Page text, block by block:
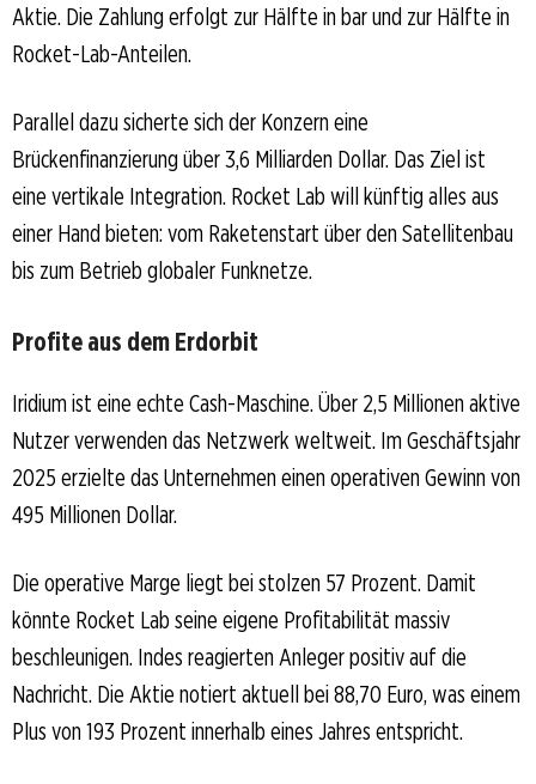
Aktie. Die Zahlung erfolgt zur Hälfte in bar und zur Hälfte in
Rocket-Lab-Anteilen.
Parallel dazu sicherte sich der Konzern eine
Brückenfinanzierung über 3,6 Milliarden Dollar. Das Ziel ist
eine vertikale Integration. Rocket Lab will künftig alles aus
einer Hand bieten: vom Raketenstart über den Satellitenbau
bis zum Betrieb globaler Funknetze.
Profite aus dem Erdorbit
Iridium ist eine echte Cash-Maschine. Über 2,5 Millionen aktive
Nutzer verwenden das Netzwerk weltweit. Im Geschäftsjahr
2025 erzielte das Unternehmen einen operativen Gewinn von
495 Millionen Dollar.
Die operative Marge liegt bei stolzen 57 Prozent. Damit
könnte Rocket Lab seine eigene Profitabilität massiv
beschleunigen. Indes reagierten Anleger positiv auf die
Nachricht. Die Aktie notiert aktuell bei 88,70 Euro, was einem
Plus von 193 Prozent innerhalb eines Jahres entspricht.